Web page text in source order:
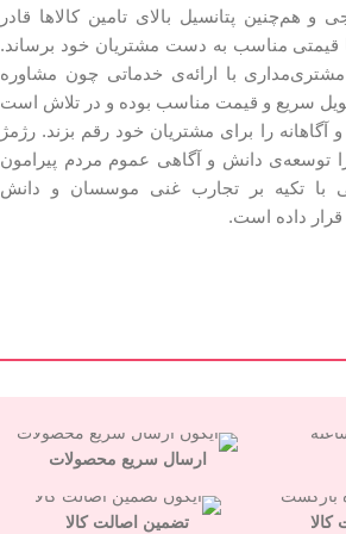
و هم‌چنین پتانسیل بالای تامین کالاها قادر
مناسب به دست مشتریان خود برساند.
با ارائه‌ی خدماتی چون مشاوره
سریع و قیمت مناسب بوده و در تلاش است
را برای مشتریان خود رقم بزند. رژمژ
توسعه‌ی دانش و آگاهی عموم مردم پیرامون
با تکیه بر تجارب غنی موسسان و دانش
داده است.
ارسال سریع محصولات
تضمین اصالت کالا